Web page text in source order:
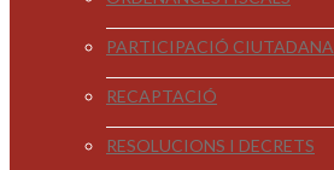
PARTICIPACIÓ CIUTADANA
RECAPTACIÓ
RESOLUCIONS I DECRETS